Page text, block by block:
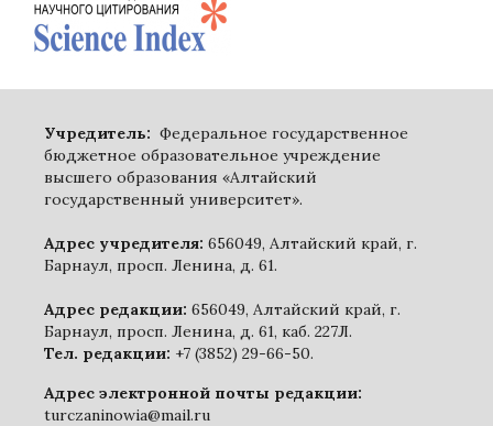
Учредитель: Федеральное государственное
бюджетное образовательное учреждение
высшего образования «Алтайский
государственный университет».
Адрес учредителя: 656049, Алтайский край, г.
Барнаул, просп. Ленина, д. 61.
Адрес редакции: 656049, Алтайский край, г.
Барнаул, просп. Ленина, д. 61, каб. 227Л.
Тел. редакции: +7 (3852) 29-66-50.
Адрес электронной почты редакции:
turczaninowia@mail.ru